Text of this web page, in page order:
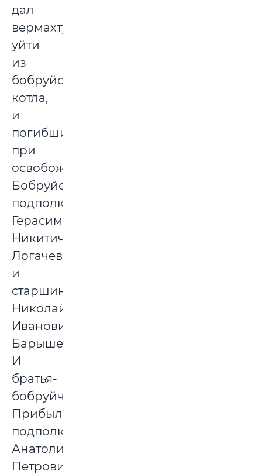
дал
вермахту
уйти
из
бобруйского
котла,
и
погибшие
при
освобождении
Бобруйска
подполковник
Герасим
Никитич
Логачев
и
старшина
Николай
Иванович
Барышев.
И
братья-
бобруйчане
Прибыльские:
подполковник
Анатолий
Петрович